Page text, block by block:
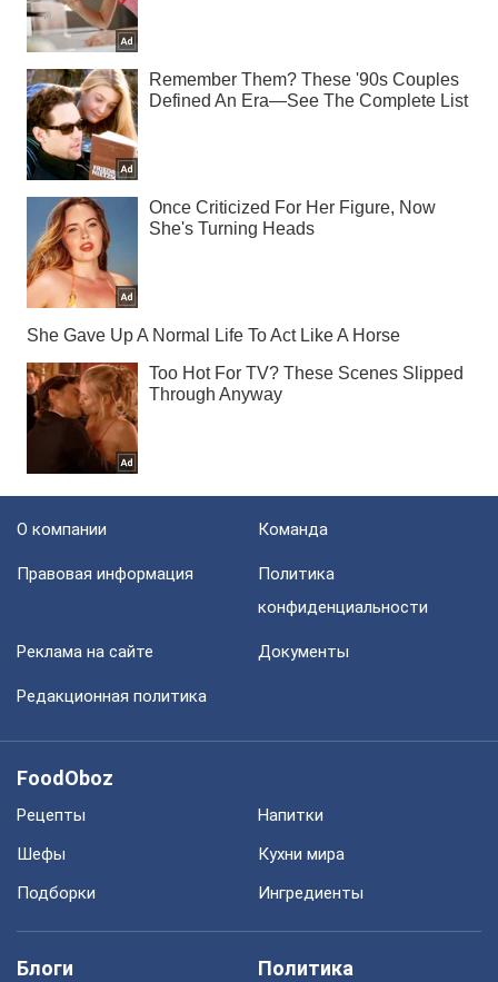
О компании Команда
Правовая информация
Политика
конфиденциальности
Реклама на сайте Документы
Редакционная политика
FoodOboz
Рецепты
Напитки
Шефы
Кухни мира
Подборки
Ингредиенты
Блоги Политика